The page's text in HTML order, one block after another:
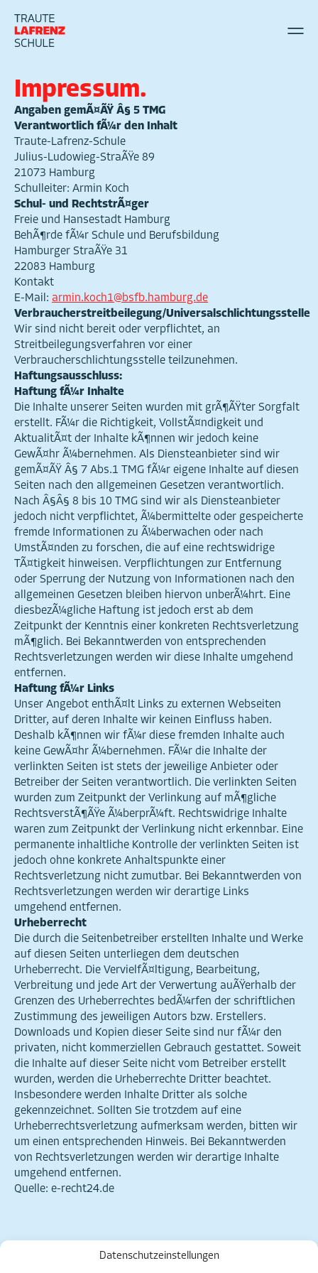
Datenschutzeinstellungen
Impressum.
Angaben gemÃ¤ÃŸ Â§ 5 TMG
Verantwortlich fÃ¼r den Inhalt
Traute-Lafrenz-Schule
Julius-Ludowieg-StraÃŸe 89
21073 Hamburg
Schulleiter: Armin Koch
Schul- und RechtstrÃ¤ger
Freie und Hansestadt Hamburg
BehÃ¶rde fÃ¼r Schule und Berufsbildung
Hamburger StraÃŸe 31
22083 Hamburg
Kontakt
E-Mail: armin.koch1@bsfb.hamburg.de
Verbraucherstreitbeilegung/Universalschlichtungsstelle
Wir sind nicht bereit oder verpflichtet, an
Streitbeilegungsverfahren vor einer
Verbraucherschlichtungsstelle teilzunehmen.
Haftungsausschluss:
Haftung fÃ¼r Inhalte
Die Inhalte unserer Seiten wurden mit grÃ¶ÃŸter Sorgfalt
erstellt. FÃ¼r die Richtigkeit, VollstÃ¤ndigkeit und
AktualitÃ¤t der Inhalte kÃ¶nnen wir jedoch keine
GewÃ¤hr Ã¼bernehmen. Als Diensteanbieter sind wir
gemÃ¤ÃŸ Â§ 7 Abs.1 TMG fÃ¼r eigene Inhalte auf diesen
Seiten nach den allgemeinen Gesetzen verantwortlich.
Nach Â§Â§ 8 bis 10 TMG sind wir als Diensteanbieter
jedoch nicht verpflichtet, Ã¼bermittelte oder gespeicherte
fremde Informationen zu Ã¼berwachen oder nach
UmstÃ¤nden zu forschen, die auf eine rechtswidrige
TÃ¤tigkeit hinweisen. Verpflichtungen zur Entfernung
oder Sperrung der Nutzung von Informationen nach den
allgemeinen Gesetzen bleiben hiervon unberÃ¼hrt. Eine
diesbezÃ¼gliche Haftung ist jedoch erst ab dem
Zeitpunkt der Kenntnis einer konkreten Rechtsverletzung
mÃ¶glich. Bei Bekanntwerden von entsprechenden
Rechtsverletzungen werden wir diese Inhalte umgehend
entfernen.
Haftung fÃ¼r Links
Unser Angebot enthÃ¤lt Links zu externen Webseiten
Dritter, auf deren Inhalte wir keinen Einfluss haben.
Deshalb kÃ¶nnen wir fÃ¼r diese fremden Inhalte auch
keine GewÃ¤hr Ã¼bernehmen. FÃ¼r die Inhalte der
verlinkten Seiten ist stets der jeweilige Anbieter oder
Betreiber der Seiten verantwortlich. Die verlinkten Seiten
wurden zum Zeitpunkt der Verlinkung auf mÃ¶gliche
RechtsverstÃ¶ÃŸe Ã¼berprÃ¼ft. Rechtswidrige Inhalte
waren zum Zeitpunkt der Verlinkung nicht erkennbar. Eine
permanente inhaltliche Kontrolle der verlinkten Seiten ist
jedoch ohne konkrete Anhaltspunkte einer
Rechtsverletzung nicht zumutbar. Bei Bekanntwerden von
Rechtsverletzungen werden wir derartige Links
umgehend entfernen.
Urheberrecht
Die durch die Seitenbetreiber erstellten Inhalte und Werke
auf diesen Seiten unterliegen dem deutschen
Urheberrecht. Die VervielfÃ¤ltigung, Bearbeitung,
Verbreitung und jede Art der Verwertung auÃŸerhalb der
Grenzen des Urheberrechtes bedÃ¼rfen der schriftlichen
Zustimmung des jeweiligen Autors bzw. Erstellers.
Downloads und Kopien dieser Seite sind nur fÃ¼r den
privaten, nicht kommerziellen Gebrauch gestattet. Soweit
die Inhalte auf dieser Seite nicht vom Betreiber erstellt
wurden, werden die Urheberrechte Dritter beachtet.
Insbesondere werden Inhalte Dritter als solche
gekennzeichnet. Sollten Sie trotzdem auf eine
Urheberrechtsverletzung aufmerksam werden, bitten wir
um einen entsprechenden Hinweis. Bei Bekanntwerden
von Rechtsverletzungen werden wir derartige Inhalte
umgehend entfernen.
Quelle: e-recht24.de